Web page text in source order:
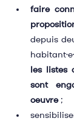
faire
depuis
les listes
sont
oeuvre ;